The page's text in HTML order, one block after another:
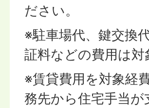
ださい。
※駐車場代、鍵交換
証料などの費用は対
※賃貸費用を対象経
務先から住宅手当